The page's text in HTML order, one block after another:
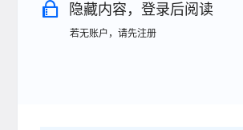
隐藏内容，登录后阅读
若无账户，请先注册